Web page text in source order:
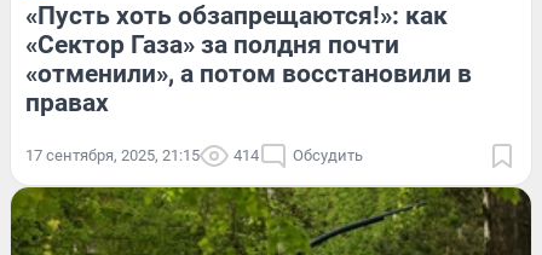
«Пусть хоть обзапрещаются!»: как
«Сектор Газа» за полдня почти
«отменили», а потом восстановили в
правах
17 сентября, 2025, 21:15 414 Обсудить